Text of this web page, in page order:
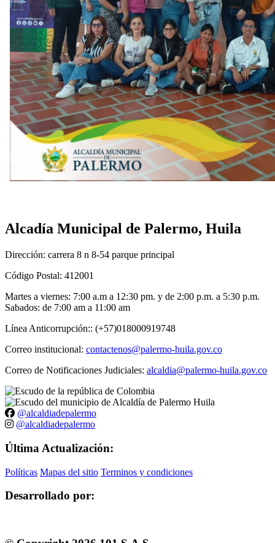
Anterior
Siguient
Alcadía Municipal de Palermo, Huila
Dirección: carrera 8 n 8-54 parque principal
Código Postal: 412001
Martes a viernes: 7:00 a.m a 12:30 pm. y de 2:00 p.m. a 5:30 p.m.
Sabados: de 7:00 am a 11:00 am
Línea Anticorrupción:: (+57)018000919748
Correo institucional: contactenos@palermo-huila.gov.co
Correo de Notificaciones Judiciales: alcaldia@palermo-huila.gov.co
@alcaldiadepalermo
@alcaldiadepalermo
Última Actualización:
Políticas Mapas del sitio Terminos y condiciones
Desarrollado por: